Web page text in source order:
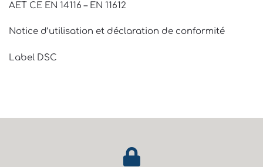
AET CE EN 14116 – EN 11612
Notice d’utilisation et déclaration de conformité
Label DSC